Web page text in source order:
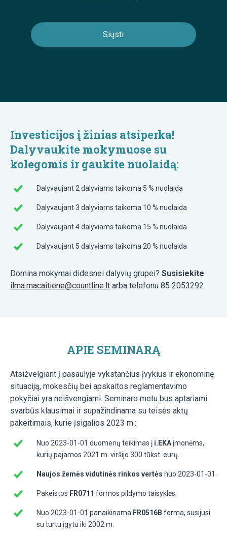
Investicijos į žinias atsiperka!
Dalyvaukite mokymuose su
kolegomis ir gaukite nuolaidą:
Dalyvaujant 2 dalyviams taikoma 5 % nuolaida
Dalyvaujant 3 dalyviams taikoma 10 % nuolaida
Dalyvaujant 4 dalyviams taikoma 15 % nuolaida
Dalyvaujant 5 dalyviams taikoma 20 % nuolaida
Domina mokymai didesnei dalyvių grupei? Susisiekite
ilma.macaitiene@countline.lt arba telefonu 85 2053292
APIE SEMINARĄ
Atsižvelgiant į pasaulyje vykstančius įvykius ir ekonominę
situaciją, mokesčių bei apskaitos reglamentavimo
pokyčiai yra neišvengiami. Seminaro metu bus aptariami
svarbūs klausimai ir supažindinama su teisės aktų
pakeitimais, kurie įsigalios 2023 m.:
Nuo 2023-01-01 duomenų teikimas į i.EKA įmonėms,
kurių pajamos 2021 m. viršijo 300 tūkst. eurų.
Naujos žemės vidutinės rinkos vertės nuo 2023-01-01.
Pakeistos FR0711 formos pildymo taisyklės.
Nuo 2023-01-01 panaikinama FR0516B forma, susijusi
su turtu įgytu iki 2002 m.